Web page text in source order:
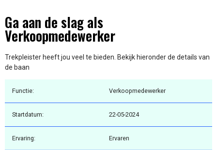
Ga aan de slag als
Verkoopmedewerker
Trekpleister heeft jou veel te bieden. Bekijk hieronder de details van
de baan
Functie: Verkoopmedewerker
Startdatum: 22-05-2024
Ervaring: Ervaren